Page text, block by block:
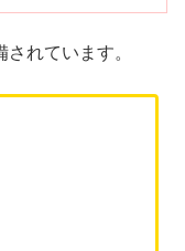
れています。